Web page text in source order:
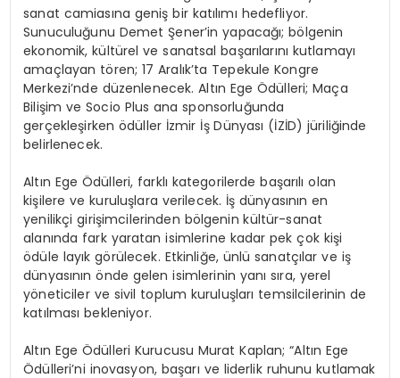
sanat camiasına geniş bir katılımı hedefliyor.
Sunuculuğunu Demet Şener’in yapacağı; bölgenin
ekonomik, kültürel ve sanatsal başarılarını kutlamayı
amaçlayan tören; 17 Aralık’ta Tepekule Kongre
Merkezi’nde düzenlenecek. Altın Ege Ödülleri; Maça
Bilişim ve Socio Plus ana sponsorluğunda
gerçekleşirken ödüller İzmir İş Dünyası (İZİD) jüriliğinde
belirlenecek.
Altın Ege Ödülleri, farklı kategorilerde başarılı olan
kişilere ve kuruluşlara verilecek. İş dünyasının en
yenilikçi girişimcilerinden bölgenin kültür-sanat
alanında fark yaratan isimlerine kadar pek çok kişi
ödüle layık görülecek. Etkinliğe, ünlü sanatçılar ve iş
dünyasının önde gelen isimlerinin yanı sıra, yerel
yöneticiler ve sivil toplum kuruluşları temsilcilerinin de
katılması bekleniyor.
Altın Ege Ödülleri Kurucusu Murat Kaplan; “Altın Ege
Ödülleri’ni inovasyon, başarı ve liderlik ruhunu kutlamak